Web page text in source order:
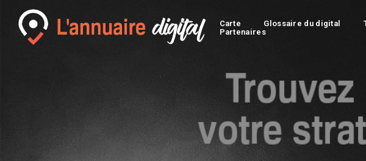
Carte Glossaire du digital
Partenaires